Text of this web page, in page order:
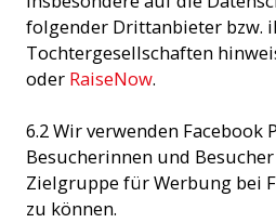
folgender Drittanbieter bzw.
Tochtergesellschaften
oder RaiseNow.
6.2 Wir verwenden Facebook
Besucherinnen und
Zielgruppe für Werbung bei
zu können.